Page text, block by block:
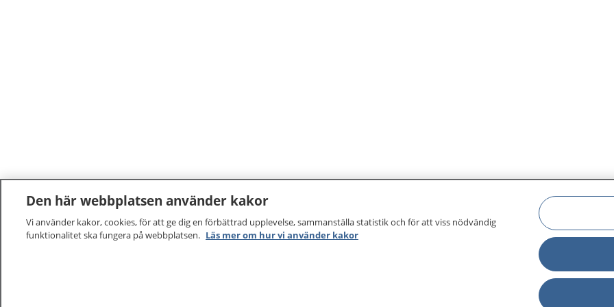
Den här webbplatsen använder kakor
Vi använder kakor, cookies, för att ge dig en förbättrad upplevelse, sammanställa statistik och för att viss nödvändig
funktionalitet ska fungera på webbplatsen. Läs mer om hur vi använder kakor